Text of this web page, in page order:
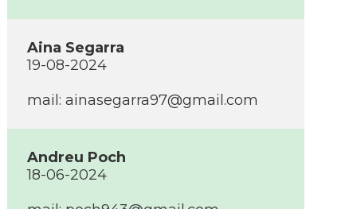
Aina Segarra
19-08-2024
mail: ainasegarra97@gmail.com
Andreu Poch
18-06-2024